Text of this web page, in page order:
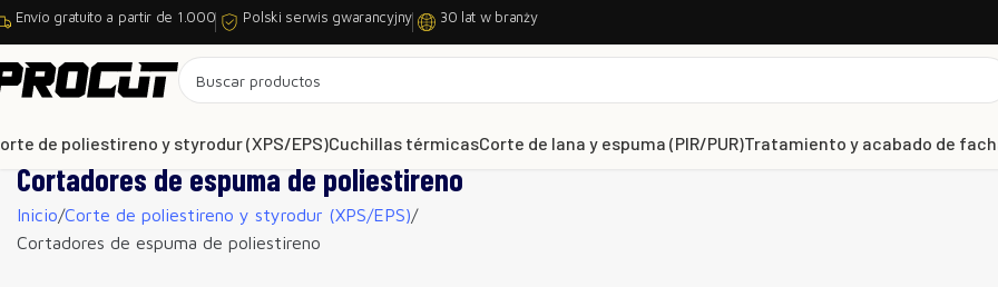
Envío gratuito a partir de 1.000 Polski serwis gwarancyjny 30 lat w branży
de poliestireno y styrodur (XPS/EPS)Cuchillas térmicasCorte de lana y espuma (PIR/PUR)Tratamiento y acabado de
Cortadores de espuma de poliestireno
Inicio Corte de poliestireno y styrodur (XPS/EPS)
Cortadores de espuma de poliestireno